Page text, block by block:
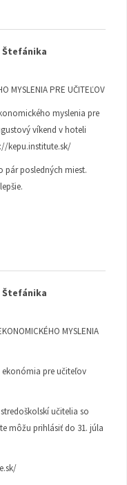
Štefánika
MYSLENIA PRE UČITEĽOV
myslenia pre
víkend v hoteli
kepu.institute.sk/
posledných miest.
Štefánika
MYSLENIA
pre učiteľov
učitelia so
môžu prihlásiť do 31. júla